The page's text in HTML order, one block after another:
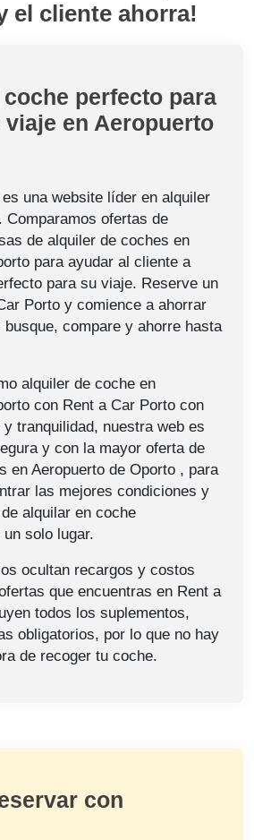
el cliente ahorra!
perfecto para
en Aeropuerto
una website líder en alquiler
Comparamos ofertas de
de alquiler de coches en
para ayudar al cliente a
para su viaje. Reserve un
Porto y comience a ahorrar
compare y ahorre hasta
alquiler de coche en
con Rent a Car Porto con
tranquilidad, nuestra web es
y con la mayor oferta de
en Aeropuerto de Oporto , para
las mejores condiciones y
alquilar en coche
solo lugar.
ocultan recargos y costos
que encuentras en Rent a
todos los suplementos,
obligatorios, por lo que no hay
de recoger tu coche.
con